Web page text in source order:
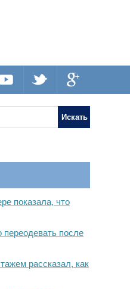
показала, что
переодевать после
рассказал, как